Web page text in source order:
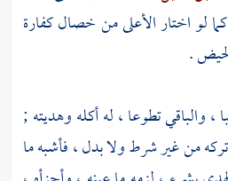
لو اختار الأعلى من خصال كفارة
.
، والباقي تطوعا ، له أكله وهديته ;
من غير شرط ولا بدل ، فأشبه ما